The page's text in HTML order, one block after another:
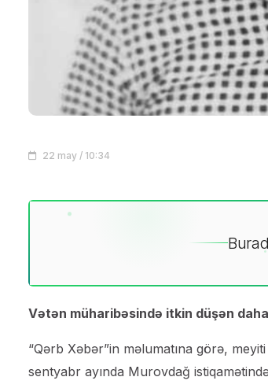
22 may / 10:34
Vətən müharibəsində itkin düşən
“Qərb Xəbər”in məlumatına görə,
sentyabr ayında Murovdağ